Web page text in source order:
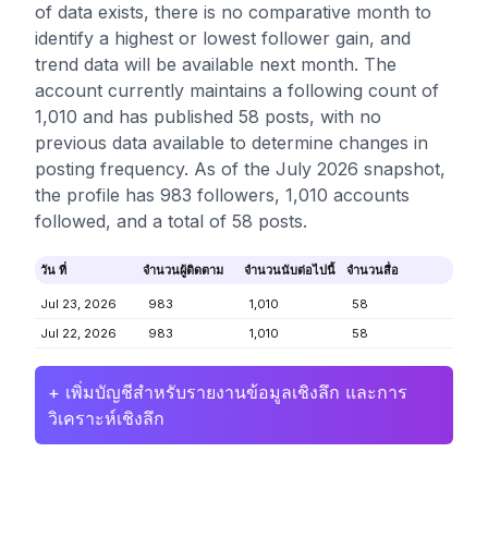
of data exists, there is no comparative month to
identify a highest or lowest follower gain, and
trend data will be available next month. The
account currently maintains a following count of
1,010 and has published 58 posts, with no
previous data available to determine changes in
posting frequency. As of the July 2026 snapshot,
the profile has 983 followers, 1,010 accounts
followed, and a total of 58 posts.
วัน ที่ จำนวนผู้ติดตาม จำนวนนับต่อไปนี้ จำนวนสื่อ
Jul 23, 2026 983 1,010
58
Jul 22, 2026
983 1,010 58
+ เพิ่มบัญชีสำหรับรายงานข้อมูลเชิงลึก และการ
วิเคราะห์เชิงลึก